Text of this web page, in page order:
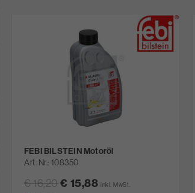
FEBI BILSTEIN Motoröl
Art. Nr. 108350
€ 16,20€ 15,88 inkl. MwSt.